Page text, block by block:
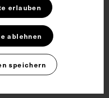
erlauben
ablehnen
speichern